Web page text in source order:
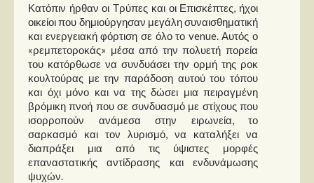
Κατόπιν ήρθαν οι Τρύπες και οι Επισκέπτες, ήχοι
οικείοι που δημιούργησαν μεγάλη συναισθηματική
και ενεργειακή φόρτιση σε όλο το venue. Αυτός ο
«ρεμπετοροκάς» μέσα από την πολυετή πορεία
του κατόρθωσε να συνδυάσει την ορμή της ροκ
κουλτούρας με την παράδοση αυτού του τόπου
και όχι μόνο και να της δώσει μια πειραγμένη
βρόμικη πνοή που σε συνδυασμό με στίχους που
ισορροπούν ανάμεσα στην ειρωνεία, το
σαρκασμό και τον λυρισμό, να καταλήξει να
διαπράξει μια από τις ύψιστες μορφές
επαναστατικής αντίδρασης και ενδυνάμωσης
ψυχών.